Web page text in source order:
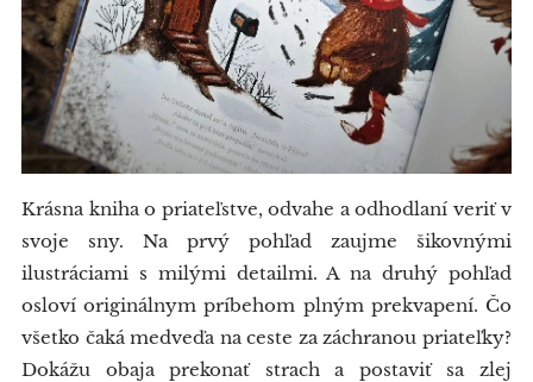
Krásna kniha o priateľstve, odvahe a odhodlaní veriť v
svoje sny. Na prvý pohľad zaujme šikovnými
ilustráciami s milými detailmi. A na druhý pohľad
osloví originálnym príbehom plným prekvapení. Čo
všetko čaká medveďa na ceste za záchranou priateľky?
Dokážu obaja prekonať strach a postaviť sa zlej